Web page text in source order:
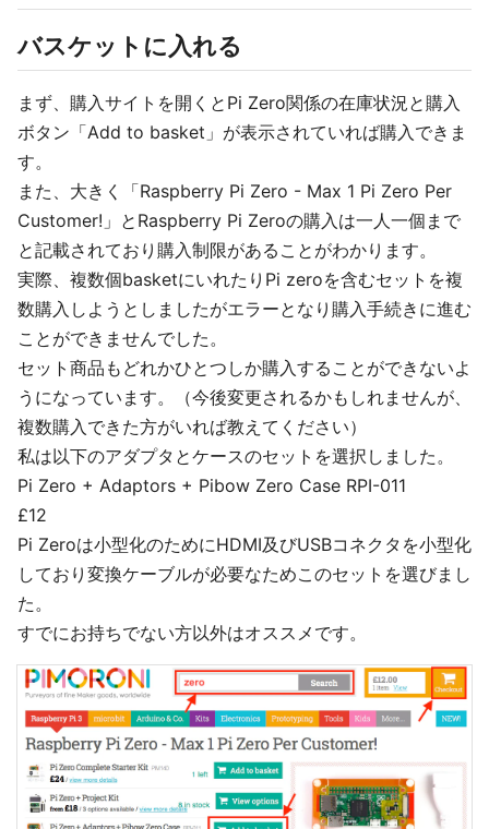
バスケットに入れる
まず、購入サイトを開くとPi Zero関係の在庫状況と購入
ボタン「Add to basket」が表示されていれば購入できま
す。
また、大きく「Raspberry Pi Zero - Max 1 Pi Zero Per
Customer!」とRaspberry Pi Zeroの購入は一人一個まで
と記載されており購入制限があることがわかります。
実際、複数個basketにいれたりPi zeroを含むセットを複
数購入しようとしましたがエラーとなり購入手続きに進む
ことができませんでした。
セット商品もどれかひとつしか購入することができないよ
うになっています。（今後変更されるかもしれませんが、
複数購入できた方がいれば教えてください）
私は以下のアダプタとケースのセットを選択しました。
Pi Zero + Adaptors + Pibow Zero Case RPI-011
£12
Pi Zeroは小型化のためにHDMI及びUSBコネクタを小型化
しており変換ケーブルが必要なためこのセットを選びまし
た。
すでにお持ちでない方以外はオススメです。